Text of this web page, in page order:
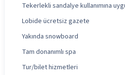
Tekerlekli sandalye kullanımına
Lobide ücretsiz gazete
Yakında snowboard
Tam donanımlı spa
Tur/bilet hizmetleri